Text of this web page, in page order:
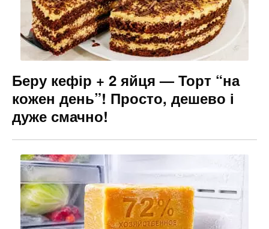
Беру кефір + 2 яйця — Торт “на
кожен день”! Просто, дешево і
дуже смачно!